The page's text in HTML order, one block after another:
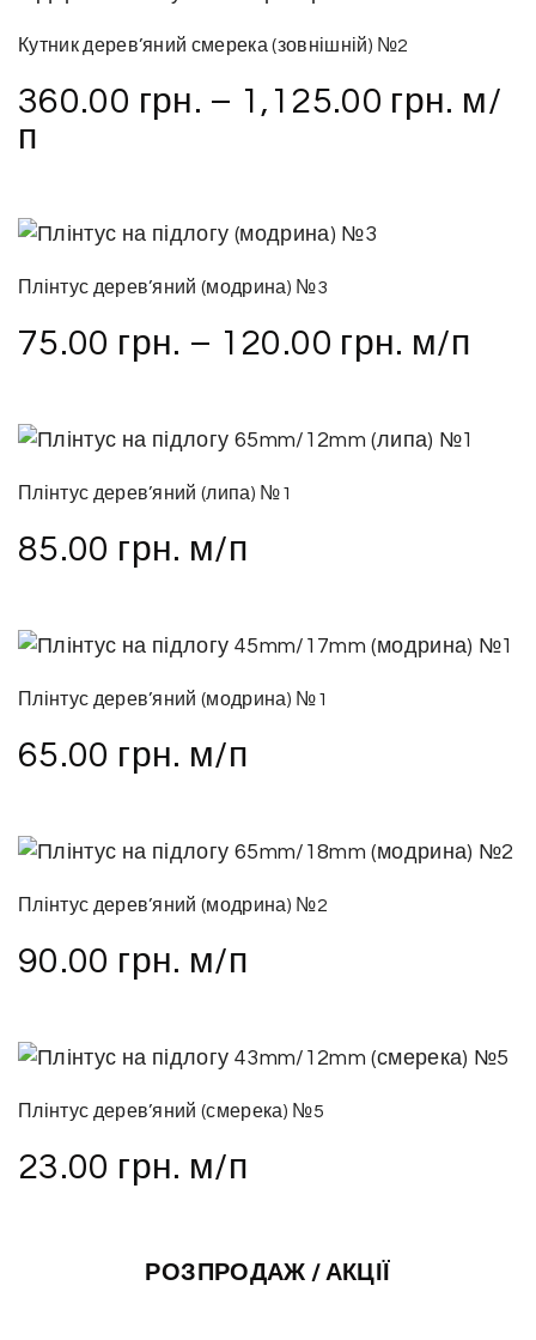
Кутник дерев’яний смерека (зовнішній) №2
360.00 грн. – 1,125.00 грн. м/
п
Плінтус дерев’яний (модрина) №3
75.00 грн. – 120.00 грн. м/п
Плінтус дерев’яний (липа) №1
85.00 грн. м/п
Плінтус дерев’яний (модрина) №1
65.00 грн. м/п
Плінтус дерев’яний (модрина) №2
90.00 грн. м/п
Плінтус дерев’яний (смерека) №5
23.00 грн. м/п
РОЗПРОДАЖ / АКЦІЇ